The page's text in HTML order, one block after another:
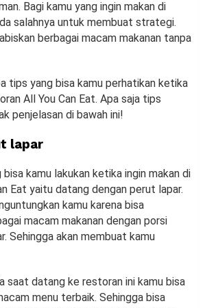
Bagi kamu yang ingin makan di
salahnya untuk membuat strategi.
berbagai macam makanan tanpa
tips yang bisa kamu perhatikan ketika
All You Can Eat. Apa saja tips
penjelasan di bawah ini!
lapar
kamu lakukan ketika ingin makan di
Eat yaitu datang dengan perut lapar.
kamu karena bisa
macam makanan dengan porsi
Sehingga akan membuat kamu
saat datang ke restoran ini kamu bisa
menu terbaik. Sehingga bisa